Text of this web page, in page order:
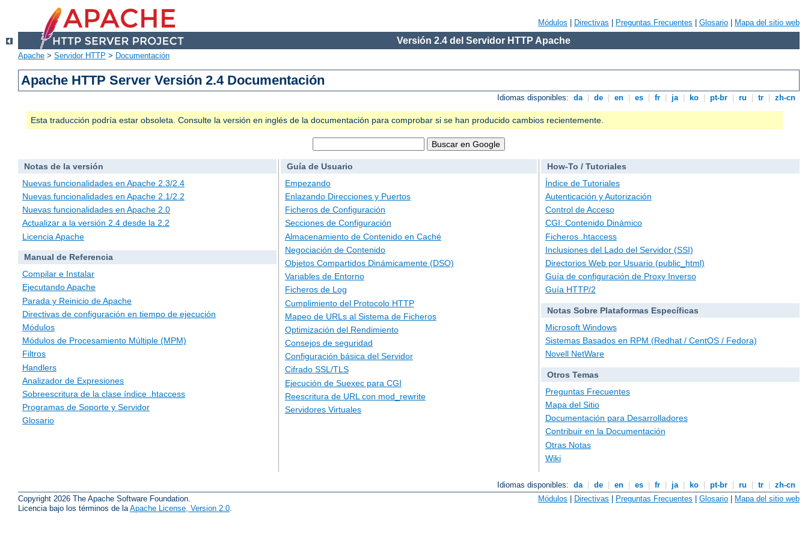
Módulos Directivas Preguntas Frecuentes Glosario Mapa del sitio web
Versión 2.4 del Servidor HTTP Apache
Apache > Servidor HTTP > Documentación
Apache HTTP Server Versión 2.4 Documentación
Idiomas disponibles: da de en es fr ja ko pt-br ru tr zh-cn
Esta traducción podría estar obsoleta. Consulte la versión en inglés de la documentación para comprobar si se han producido cambios recientemente.
Notas de la versión
Nuevas funcionalidades en Apache 2.3/2.4
Nuevas funcionalidades en Apache 2.1/2.2
Nuevas funcionalidades en Apache 2.0
Actualizar a la versión 2.4 desde la 2.2
Licencia Apache
Manual de Referencia
Compilar e Instalar
Ejecutando Apache
Parada y Reinicio de Apache
Directivas de configuración en tiempo de ejecución
Módulos
Módulos de Procesamiento Múltiple (MPM)
Filtros
Handlers
Analizador de Expresiones
Sobreescritura de la clase índice .htaccess
Programas de Soporte y Servidor
Glosario
Guía de Usuario
Empezando
Enlazando Direcciones y Puertos
Ficheros de Configuración
Secciones de Configuración
Almacenamiento de Contenido en Caché
Negociación de Contenido
Objetos Compartidos Dinámicamente (DSO)
Variables de Entorno
Ficheros de Log
Cumplimiento del Protocolo HTTP
Mapeo de URLs al Sistema de Ficheros
Optimización del Rendimiento
Consejos de seguridad
Configuración básica del Servidor
Cifrado SSL/TLS
Ejecución de Suexec para CGI
Reescritura de URL con mod_rewrite
Servidores Virtuales
How-To / Tutoriales
Índice de Tutoriales
Autenticación y Autorización
Control de Acceso
CGI: Contenido Dinámico
Ficheros .htaccess
Inclusiones del Lado del Servidor (SSI)
Directorios Web por Usuario (public_html)
Guía de configuración de Proxy Inverso
Guía HTTP/2
Notas Sobre Plataformas Específicas
Microsoft Windows
Sistemas Basados en RPM (Redhat / CentOS / Fedora)
Novell NetWare
Otros Temas
Preguntas Frecuentes
Mapa del Sitio
Documentación para Desarrolladores
Contribuir en la Documentación
Otras Notas
Wiki
Idiomas disponibles: da de en es fr ja ko pt-br ru tr
zh-cn
Copyright 2026 The Apache Software Foundation.
Licencia bajo los términos de la Apache License, Version 2.0
Módulos | Directivas | Preguntas Frecuentes | Glosario | Mapa del sitio web